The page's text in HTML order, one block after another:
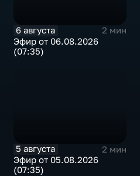
6 августа
2 мин
Эфир от 06.08.2026
(07:35)
5 августа
2 мин
Эфир от 05.08.2026
(07:35)